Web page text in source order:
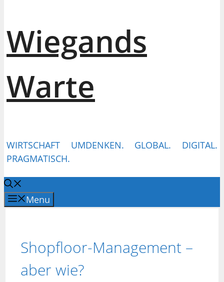
Wiegands
Warte
WIRTSCHAFT UMDENKEN. GLOBAL. DIGITAL.
PRAGMATISCH.
Menu
Shopfloor-Management –
aber wie?